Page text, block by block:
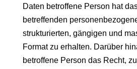
Daten betroffene Person hat
betreffenden
strukturierten, gängigen und
Format zu erhalten. Darüber
betroffene Person das Recht,